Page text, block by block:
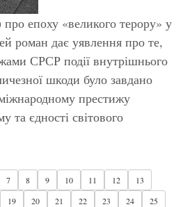
епоху «великого терору» у
роман дає уявлення про те,
СРСР події внутрішнього
шкоди було завдано
престижу
та єдності світового
7 8 9 10 11 12
13
19 20 21 22 23 24
25